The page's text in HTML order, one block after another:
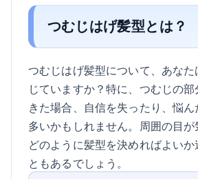
つむじはげ髪型とは？
つむじはげ髪型について、あな
じていますか？特に、つむじの
きた場合、自信を失ったり、悩
多いかもしれません。周囲の目が
どのように髪型を決めればよい
ともあるでしょう。